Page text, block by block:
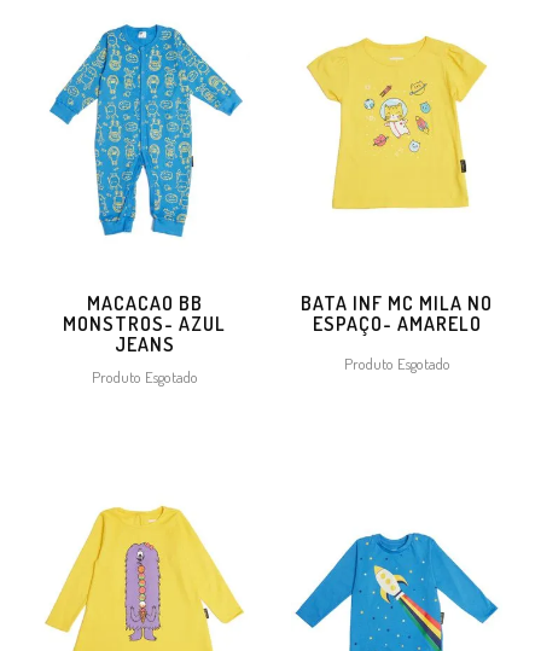
MACACAO BB
MONSTROS- AZUL
JEANS
Produto Esgotado
BATA INF MC MILA NO
ESPAÇO- AMARELO
Produto Esgotado